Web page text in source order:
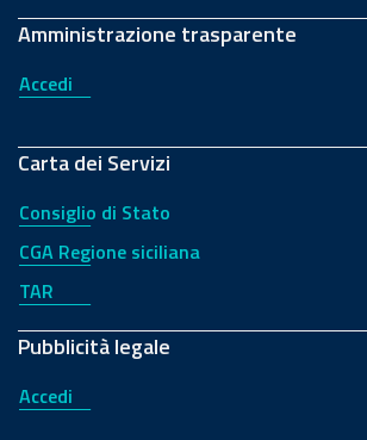
Amministrazione trasparente
Accedi
Carta dei Servizi
Consiglio di Stato
CGA Regione siciliana
TAR
Pubblicità legale
Accedi